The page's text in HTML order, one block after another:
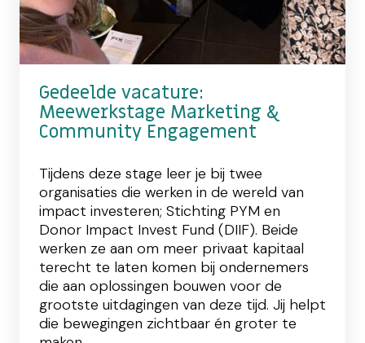
Gedeelde vacature:
Meewerkstage Marketing &
Community Engagement
Tijdens deze stage leer je bij twee
organisaties die werken in de wereld van
impact investeren; Stichting PYM en
Donor Impact Invest Fund (DIIF). Beide
werken ze aan om meer privaat kapitaal
terecht te laten komen bij ondernemers
die aan oplossingen bouwen voor de
grootste uitdagingen van deze tijd. Jij helpt
die bewegingen zichtbaar én groter te